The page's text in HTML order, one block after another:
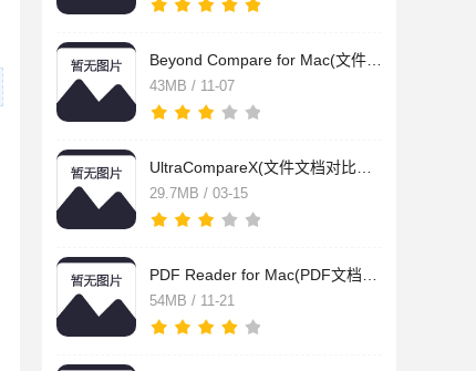
43MB / 11-07
29.7MB / 03-15
54MB / 11-21